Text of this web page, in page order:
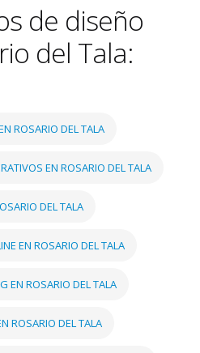
de diseño
del Tala:
ROSARIO DEL TALA
EN ROSARIO DEL TALA
DEL TALA
EN ROSARIO DEL TALA
EN ROSARIO DEL TALA
ROSARIO DEL TALA